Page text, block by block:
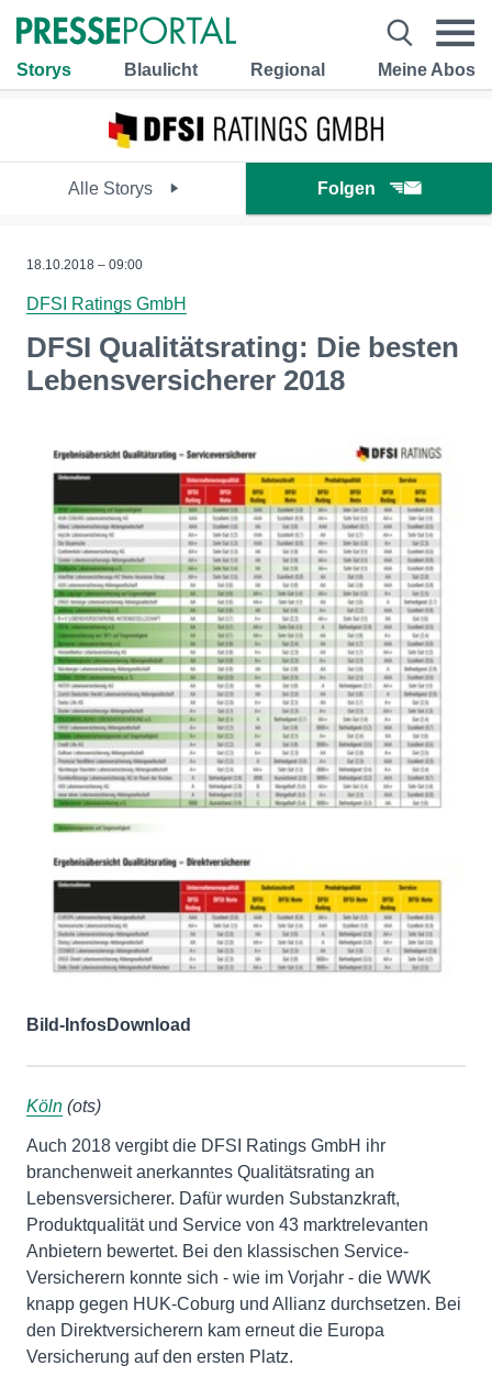
Storys Blaulicht Regional Meine Abos
Alle Storys Folgen
18.10.2018 – 09:00
DFSI Ratings GmbH
DFSI Qualitätsrating: Die besten
Lebensversicherer 2018
Bild-InfosDownload
Köln (ots)
Auch 2018 vergibt die DFSI Ratings GmbH ihr
branchenweit anerkanntes Qualitätsrating an
Lebensversicherer. Dafür wurden Substanzkraft,
Produktqualität und Service von 43 marktrelevanten
Anbietern bewertet. Bei den klassischen Service-
Versicherern konnte sich - wie im Vorjahr - die WWK
knapp gegen HUK-Coburg und Allianz durchsetzen. Bei
den Direktversicherern kam erneut die Europa
Versicherung auf den ersten Platz.